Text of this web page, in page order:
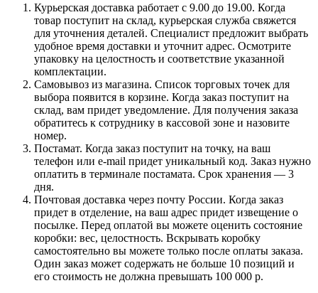
Курьерская доставка работает с 9.00 до 19.00. Когда
товар поступит на склад, курьерская служба свяжется
для уточнения деталей. Специалист предложит выбрать
удобное время доставки и уточнит адрес. Осмотрите
упаковку на целостность и соответствие указанной
комплектации.
Самовывоз из магазина. Список торговых точек для
выбора появится в корзине. Когда заказ поступит на
склад, вам придет уведомление. Для получения заказа
обратитесь к сотруднику в кассовой зоне и назовите
номер.
Постамат. Когда заказ поступит на точку, на ваш
телефон или e-mail придет уникальный код. Заказ нужно
оплатить в терминале постамата. Срок хранения — 3
дня.
Почтовая доставка через почту России. Когда заказ
придет в отделение, на ваш адрес придет извещение о
посылке. Перед оплатой вы можете оценить состояние
коробки: вес, целостность. Вскрывать коробку
самостоятельно вы можете только после оплаты заказа.
Один заказ может содержать не больше 10 позиций и
его стоимость не должна превышать 100 000 р.